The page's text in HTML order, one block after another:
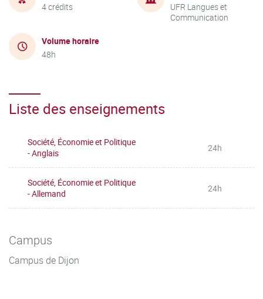
4 crédits
UFR Langues et
Communication
Volume horaire
48h
Liste des enseignements
Société, Économie et Politique
- Anglais
24h
Société, Économie et Politique
- Allemand
24h
Campus
Campus de Dijon